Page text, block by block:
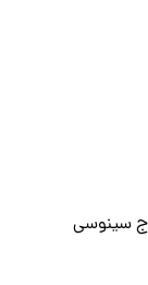
سینوسی